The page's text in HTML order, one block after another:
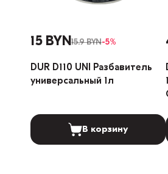
15 BYN15.9 BYN-5%
DUR D110 UNI Разбавитель
универсальный 1л
В корзину